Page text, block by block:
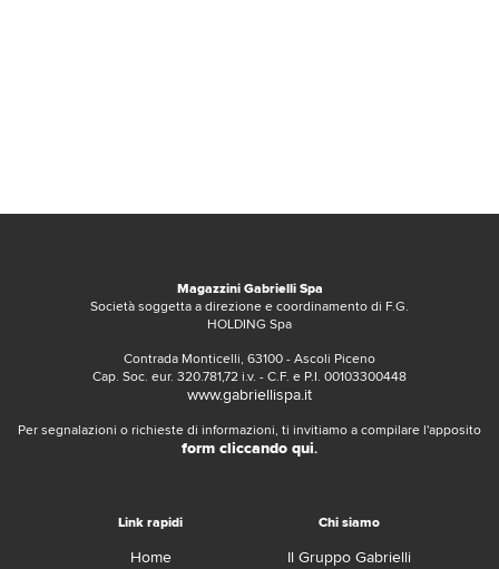
Magazzini Gabrielli Spa
Società soggetta a direzione e coordinamento di F.G.
HOLDING Spa
Contrada Monticelli, 63100 - Ascoli Piceno
Cap. Soc. eur. 320.781,72 i.v. - C.F. e P.I. 00103300448
www.gabriellispa.it
Per segnalazioni o richieste di informazioni, ti invitiamo a compilare l'apposito
form cliccando qui.
Link rapidi
Home
Chi siamo
Il Gruppo Gabrielli